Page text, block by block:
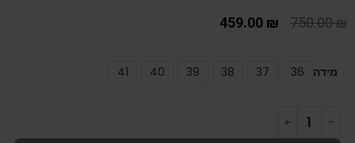
750.00₪
459.00 ₪
מידה 36
37
38
39
40
41